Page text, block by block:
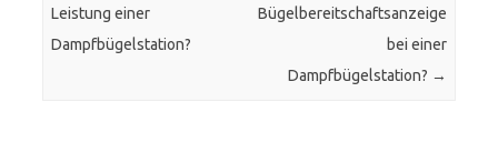
Leistung einer
Dampfbügelstation?
Bügelbereitschaftsanzeige
bei einer
Dampfbügelstation? →